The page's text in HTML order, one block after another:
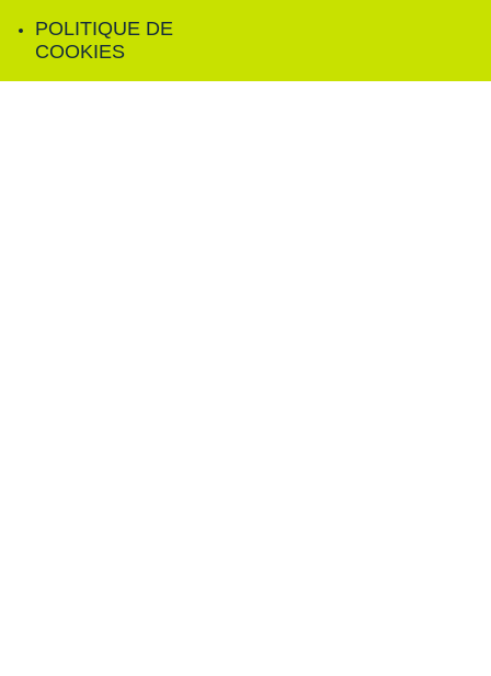
POLITIQUE DE
COOKIES